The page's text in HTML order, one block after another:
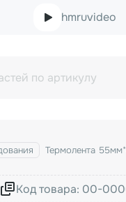
hmruvideo
Термолента
Код товара: